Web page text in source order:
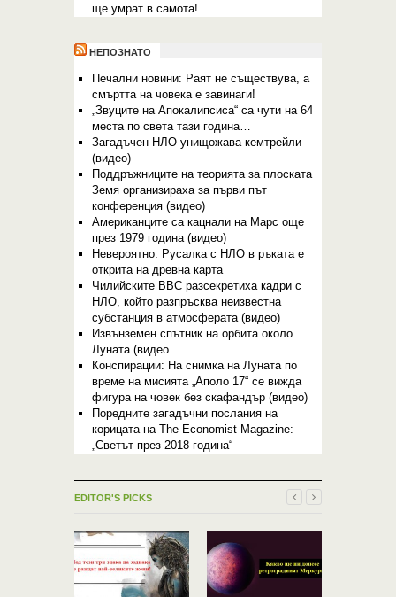
ще умрат в самота!
НЕПОЗНАТО
Печални новини: Раят не съществува, а
смъртта на човека е завинаги!
„Звуците на Апокалипсиса“ са чути на 64
места по света тази година…
Загадъчен НЛО унищожава кемтрейли
(видео)
Поддръжниците на теорията за плоската
Земя организираха за първи път
конференция (видео)
Американците са кацнали на Марс още
през 1979 година (видео)
Невероятно: Русалка с НЛО в ръката е
открита на древна карта
Чилийските ВВС разсекретиха кадри с
НЛО, който разпръсква неизвестна
субстанция в атмосферата (видео)
Извънземен спътник на орбита около
Луната (видео
Конспирации: На снимка на Луната по
време на мисията „Аполо 17“ се вижда
фигура на човек без скафандър (видео)
Поредните загадъчни послания на
корицата на The Economist Magazine:
„Светът през 2018 година“
EDITOR'S PICKS